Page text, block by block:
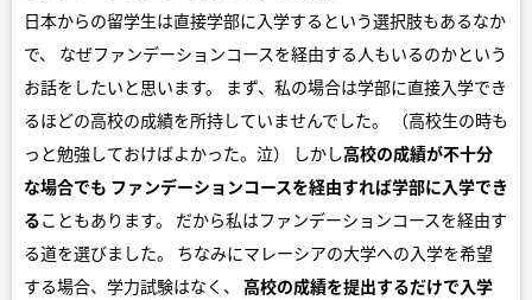
日本からの留学生は直接学部に入学するという選択肢もあるなか
で、 なぜファンデーションコースを経由する人もいるのかという
お話をしたいと思います。 まず、私の場合は学部に直接入学でき
るほどの高校の成績を所持していませんでした。 （高校生の時も
っと勉強しておけばよかった。泣） しかし高校の成績が不十分
な場合でも ファンデーションコースを経由すれば学部に入学でき
ることもあります。 だから私はファンデーションコースを経由す
る道を選びました。 ちなみにマレーシアの大学への入学を希望
する場合、学力試験はなく、 高校の成績を提出するだけで入学